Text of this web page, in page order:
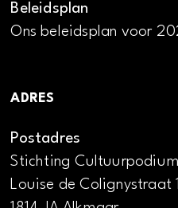
Beleidsplan
Ons beleidsplan voor
ADRES
Postadres
Stichting Cultuurpodium
Louise de Colignystraat